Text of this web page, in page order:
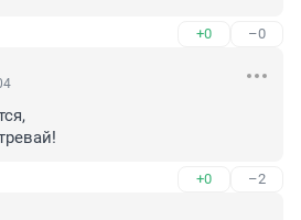
+0 –0
+0 –2